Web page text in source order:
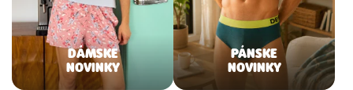
DÁMSKE
NOVINKY
PÁNSKE
NOVINKY